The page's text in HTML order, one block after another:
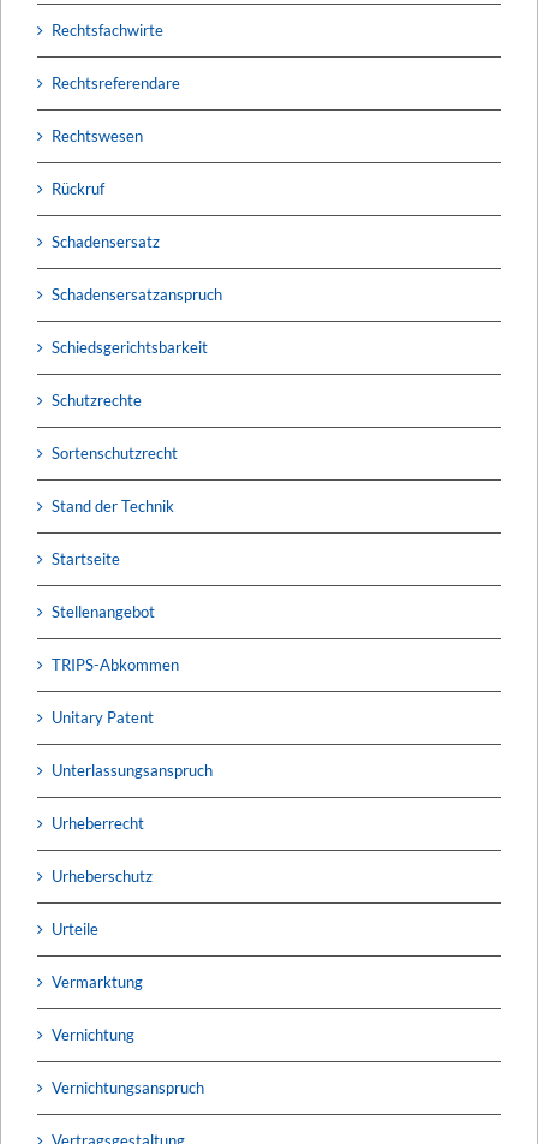
Rechtsfachwirte
Rechtsreferendare
Rechtswesen
Rückruf
Schadensersatz
Schadensersatzanspruch
Schiedsgerichtsbarkeit
Schutzrechte
Sortenschutzrecht
Stand der Technik
Startseite
Stellenangebot
TRIPS-Abkommen
Unitary Patent
Unterlassungsanspruch
Urheberrecht
Urheberschutz
Urteile
Vermarktung
Vernichtung
Vernichtungsanspruch
Vertragsgestaltung